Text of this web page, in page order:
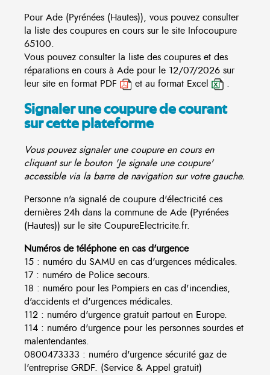
Pour Ade (Pyrénées (Hautes)), vous pouvez consulter
la liste des coupures en cours sur le site Infocoupure
65100.
Vous pouvez consulter la liste des coupures et des
réparations en cours à Ade pour le 12/07/2026 sur
leur site en format PDF
et au format Excel .
Signaler une coupure de courant
sur cette plateforme
Vous pouvez signaler une coupure en cours en
cliquant sur le bouton 'Je signale une coupure'
accessible via la barre de navigation sur votre gauche.
Personne n'a signalé de coupure d'électricité ces
dernières 24h dans la commune de Ade (Pyrénées
(Hautes)) sur le site CoupureElectricite.fr.
Numéros de téléphone en cas d'urgence
15 : numéro du SAMU en cas d'urgences médicales.
17 : numéro de Police secours.
18 : numéro pour les Pompiers en cas d'incendies,
d'accidents et d'urgences médicales.
112 : numéro d'urgence gratuit partout en Europe.
114 : numéro d'urgence pour les personnes sourdes et
malentendantes.
0800473333 : numéro d'urgence sécurité gaz de
l'entreprise GRDF. (Service & Appel gratuit)